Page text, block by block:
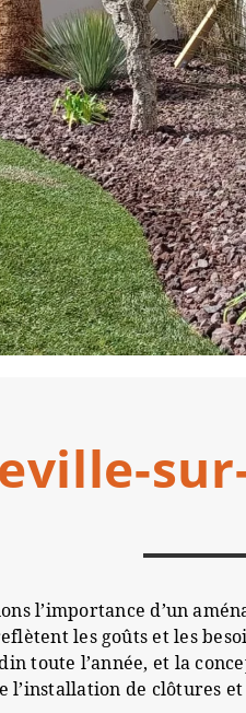
l’importance d’un
les goûts et les
toute l’année, et la
l’installation de clôtures